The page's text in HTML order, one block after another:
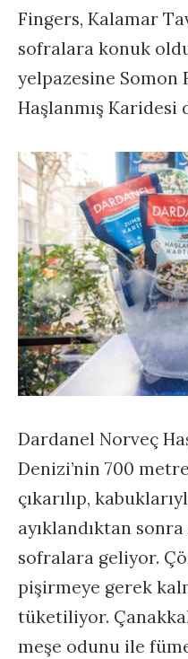
Fingers, Kalamar
sofralara konuk
yelpazesine Somon
Haşlanmış Karidesi
Dardanel Norveç
Denizi’nin 700
çıkarılıp,
ayıklandıktan
sofralara geliyor.
pişirmeye gerek
tüketiliyor.
meşe odunu ile